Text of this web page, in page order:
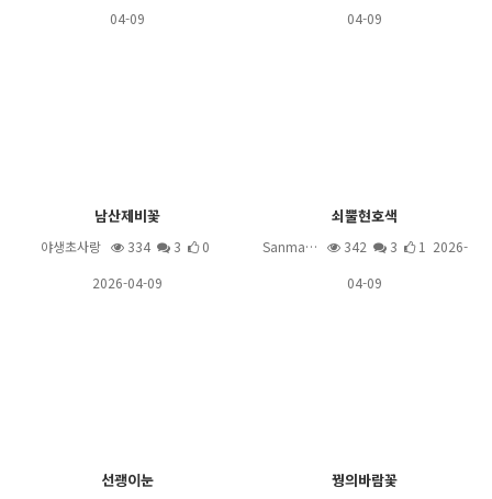
04-09
04-09
남산제비꽃
야생초사랑 334 3
0
2026-04-09
쇠뿔현호색
Sanma… 342 3
1 2026-
04-09
선괭이눈 꿩의바람꽃